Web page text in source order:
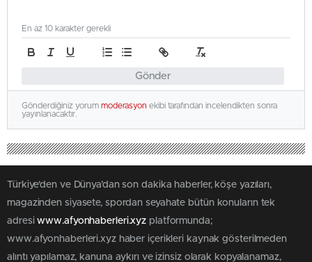
Gönder
En az 10 karakter gerekli
Gönderdiğiniz yorum moderasyon ekibi tarafından incelendikten sonra
yayınlanacaktır.
Türkiye'den ve Dünya’dan son dakika haberler, köşe yazıları,
magazinden siyasete, spordan seyahate bütün konuların tek
adresiwww.afyonhaberleri.xyz platformunda;
www.afyonhaberleri.xyz haber içerikleri kaynak gösterilmeden
alıntı yapılamaz, kanuna aykırı ve izinsiz olarak kopyalanamaz,